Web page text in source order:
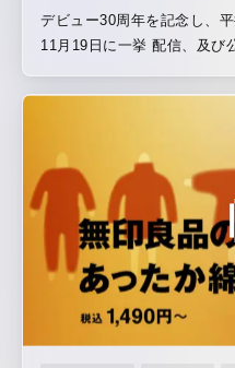
を迎える度に、このうたと
て貰えたら嬉しいです……。
デビュー30周年を記念し、
11月19日に一挙 配信、及び公開。 オタミラムズ
STILL LIFE」収録曲）の公
ーサリーソングとして書き
胸キュンPOPソング「ON
未発売の新曲でありながら
ーにて各地で披露され反響
浴びる若手クリエイター・
ズ)”が中毒性もありながら
載のアニメーション・ミュ